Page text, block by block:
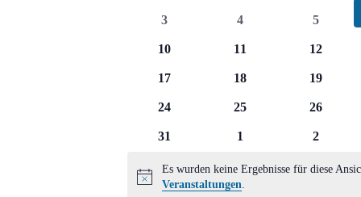
Veranstaltungen
0
3
0
4
0
5
0
10
0
11
0
12
0
17
0
18
0
19
0
24
0
25
0
26
0
31
0
1
0
2
Hinweis
Es wurden keine Ergebnisse für diese
Veranstaltungen.